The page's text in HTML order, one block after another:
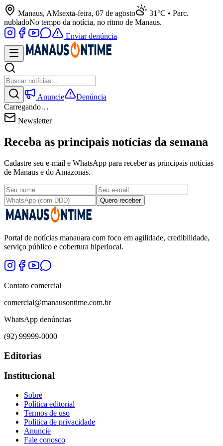
Manaus, AMsexta-feira, 07 de agosto
31°C • Parc.
nubladoNo tempo da notícia, no ritmo de Manaus.
Enviar denúncia
Anuncie
Denúncia
Carregando…
Newsletter
Receba as principais notícias da semana
Cadastre seu e-mail e WhatsApp para receber as principais notícias
de Manaus e do Amazonas.
Quero receber
Portal de notícias manauara com foco em agilidade, credibilidade,
serviço público e cobertura hiperlocal.
Contato comercial
comercial@manausontime.com.br
WhatsApp denúncias
(92) 99999-0000
Editorias
Institucional
Sobre
Política editorial
Termos de uso
Política de privacidade
Anuncie
Fale conosco